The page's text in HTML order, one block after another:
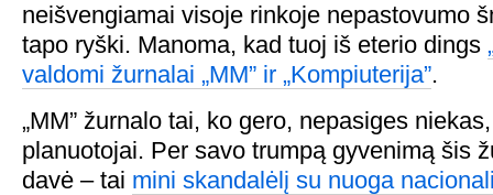
neišvengiamai visoje rinkoje nepastovumo
tapo ryški. Manoma, kad tuoj iš eterio dings
valdomi žurnalai „MM” ir „Kompiuterija”.
„MM” žurnalo tai, ko gero, nepasiges
planuotojai. Per savo trumpą gyvenimą šis
davė – tai mini skandalėlį su nuoga